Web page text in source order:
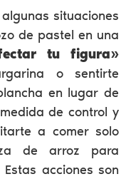
situaciones
de pastel en una
tu figura»
o sentirte
en lugar de
de control y
a comer solo
de arroz para
acciones son